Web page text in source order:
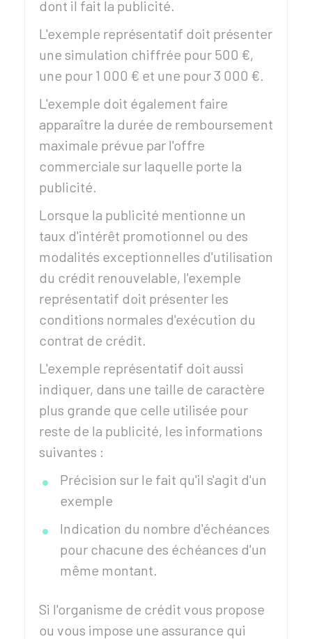
dont il fait la publicité.
L'exemple représentatif doit présenter
une simulation chiffrée pour 500 €,
une pour 1 000 € et une pour3 000 €.
L'exemple doit également faire
apparaître la durée de remboursement
maximale prévue par l'offre
commerciale sur laquelle porte la
publicité.
Lorsque la publicité mentionne un
taux d'intérêt promotionnel ou des
modalités exceptionnelles d'utilisation
du crédit renouvelable, l'exemple
représentatif doit présenter les
conditions normales d'exécution du
contrat de crédit.
L'exemple représentatif doit aussi
indiquer, dans une taille de caractère
plus grande que celle utilisée pour
reste de la publicité, les informations
suivantes :
Précision sur le fait qu'il s'agit d'un
exemple
Indication du nombre d'échéances
pour chacune des échéances d'un
même montant.
Si l'organisme de crédit vous propose
ou vous impose une assurance qui